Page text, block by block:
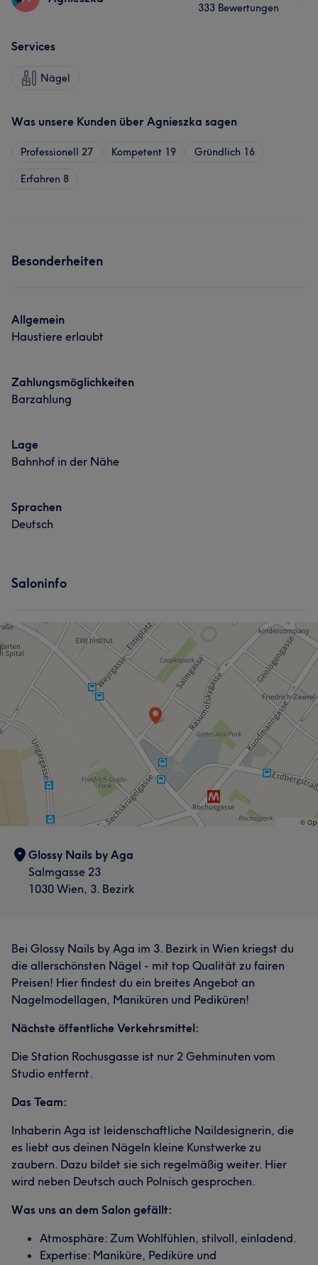
333 Bewertungen
Services
Nägel
Was unsere Kunden über Agnieszka sagen
Professionell 27 Kompetent 19 Gründlich 16
Erfahren 8
Besonderheiten
Allgemein
Haustiere erlaubt
Zahlungsmöglichkeiten
Barzahlung
Lage
Bahnhof in der Nähe
Sprachen
Deutsch
Saloninfo
Glossy Nails by Aga
Salmgasse 23
1030 Wien, 3. Bezirk
Bei Glossy Nails by Aga im 3. Bezirk in Wien kriegst du
die allerschönsten Nägel - mit top Qualität zu fairen
Preisen! Hier findest du ein breites Angebot an
Nagelmodellagen, Maniküren und Pediküren!
Nächste öffentliche Verkehrsmittel:
Die Station Rochusgasse ist nur 2 Gehminuten vom
Studio entfernt.
Das Team:
Inhaberin Aga ist leidenschaftliche Naildesignerin, die
es liebt aus deinen Nägeln kleine Kunstwerke zu
zaubern. Dazu bildet sie sich regelmäßig weiter. Hier
wird neben Deutsch auch Polnisch gesprochen.
Was uns an dem Salon gefällt:
Atmosphäre: Zum Wohlfühlen, stilvoll, einladend.
Expertise: Maniküre, Pediküre und